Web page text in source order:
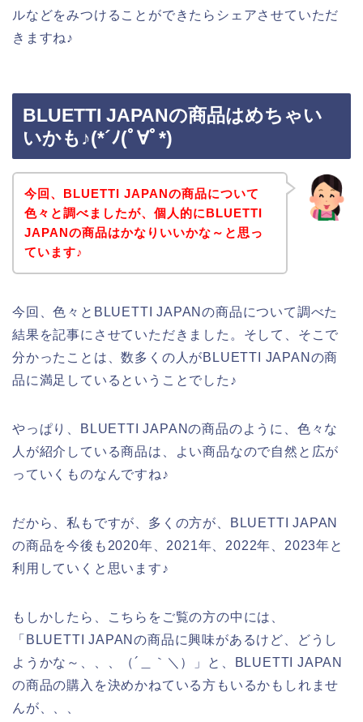
ルなどをみつけることができたらシェアさせていただ
きますね♪
BLUETTI JAPANの商品はめちゃい
いかも♪(*´ﾉ(ﾟ∀ﾟ*)
今回、BLUETTI JAPANの商品について
色々と調べましたが、個人的にBLUETTI
JAPANの商品はかなりいいかな～と思っ
ています♪
今回、色々とBLUETTI JAPANの商品について調べた
結果を記事にさせていただきました。そして、そこで
分かったことは、数多くの人がBLUETTI JAPANの商
品に満足しているということでした♪
やっぱり、BLUETTI JAPANの商品のように、色々な
人が紹介している商品は、よい商品なので自然と広が
っていくものなんですね♪
だから、私もですが、多くの方が、BLUETTI JAPAN
の商品を今後も2020年、2021年、2022年、2023年と
利用していくと思います♪
もしかしたら、こちらをご覧の方の中には、
「BLUETTI JAPANの商品に興味があるけど、どうし
ようかな～、、、（´＿｀＼）」と、BLUETTI JAPAN
の商品の購入を決めかねている方もいるかもしれませ
んが、、、